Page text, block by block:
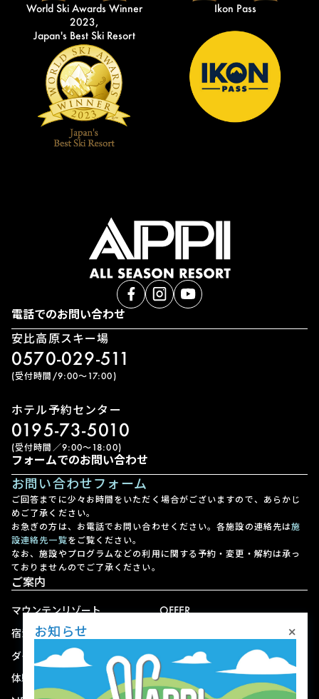
World Ski Awards Winner
2023,
Japan's Best Ski Resort
Ikon Pass
電話でのお問い合わせ
安比高原スキー場
0570-029-511
(受付時間/9:00〜17:00)
ホテル予約センター
0195-73-5010
(受付時間／9:00〜18:00)
フォームでのお問い合わせ
お問い合わせフォーム
ご回答までに少々お時間をいただく場合がございますので、あらかじ
めご了承ください。
お急ぎの方は、お電話でお問い合わせください。各施設の連絡先は施
設連絡先一覧をご覧ください。
なお、施設やプログラムなどの利用に関する予約・変更・解約は承っ
ておりませんのでご了承ください。
ご案内
マウンテンリゾート
宿泊
ダイニング
体験
OFFER
ショップ
お知らせ ×